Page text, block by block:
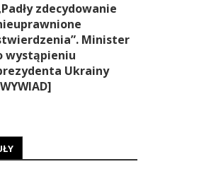
zdecydowanie
Minister
wystąpieniu
Ukrainy